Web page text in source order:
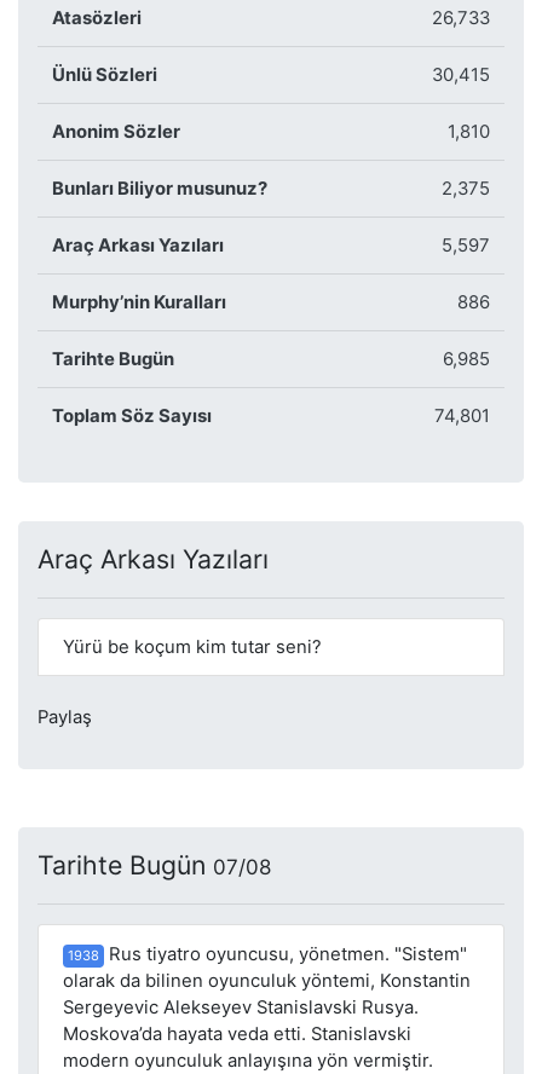
Atasözleri 26,733
Ünlü Sözleri 30,415
Anonim Sözler 1,810
Bunları Biliyor musunuz? 2,375
Araç Arkası Yazıları 5,597
Murphy’nin Kuralları 886
Tarihte Bugün 6,985
Toplam Söz Sayısı 74,801
Araç Arkası Yazıları
Yürü be koçum kim tutar seni?
Paylaş
Tarihte Bugün 07/08
1938
Rus tiyatro oyuncusu, yönetmen. "Sistem"
olarak da bilinen oyunculuk yöntemi, Konstantin
Sergeyevic Alekseyev Stanislavski Rusya.
Moskova’da hayata veda etti. Stanislavski
modern oyunculuk anlayışına yön vermiştir.